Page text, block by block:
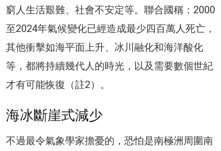
窮人生活艱難、社會不安定等。聯合國稱：2000
至2024年氣候變化已經造成最少四百萬人死亡，
其他衝擊如海平面上升、冰川融化和海洋酸化
等，都將持續幾代人的時光，以及需要數個世紀
才有可能恢復（註2）。
海冰斷崖式減少
不過最令氣象學家擔憂的，恐怕是南極洲周圍南